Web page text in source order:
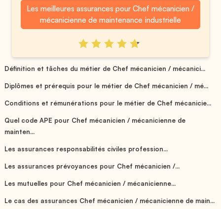
Les meilleures assurances pour Chef mécanicien /
mécanicienne de maintenance industrielle
Définition et tâches du métier de Chef mécanicien / mécanici...
Diplômes et prérequis pour le métier de Chef mécanicien / mé...
Conditions et rémunérations pour le métier de Chef mécanicie...
Quel code APE pour Chef mécanicien / mécanicienne de
mainten...
Les assurances responsabilités civiles profession...
Les assurances prévoyances pour Chef mécanicien /...
Les mutuelles pour Chef mécanicien / mécanicienne...
Le cas des assurances Chef mécanicien / mécanicienne de main...